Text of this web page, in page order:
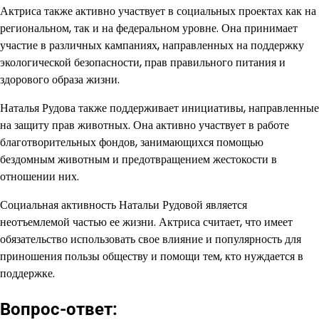
Актриса также активно участвует в социальных проектах как на
региональном, так и на федеральном уровне. Она принимает
участие в различных кампаниях, направленных на поддержку
экологической безопасности, прав правильного питания и
здорового образа жизни.
Наталья Рудова также поддерживает инициативы, направленные
на защиту прав животных. Она активно участвует в работе
благотворительных фондов, занимающихся помощью
бездомным животным и предотвращением жестокости в
отношении них.
Социальная активность Натальи Рудовой является
неотъемлемой частью ее жизни. Актриса считает, что имеет
обязательство использовать свое влияние и популярность для
приношения пользы обществу и помощи тем, кто нуждается в
поддержке.
Вопрос-ответ: